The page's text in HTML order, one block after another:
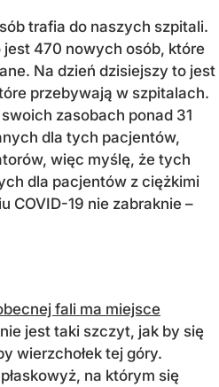
trafia do naszych szpitali.
470 nowych osób, które
Na dzień dzisiejszy to jest
przebywają w szpitalach.
zasobach ponad 31
dla tych pacjentów,
więc myślę, że tych
dla pacjentów z ciężkimi
COVID-19 nie zabraknie –
fali ma miejsce
jest taki szczyt, jak by się
wierzchołek tej góry.
na którym się